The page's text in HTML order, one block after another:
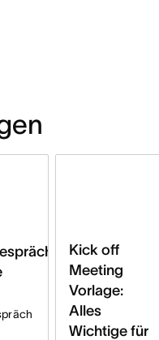
Kick off
Meeting
Vorlage:
Alles
Wichtige für